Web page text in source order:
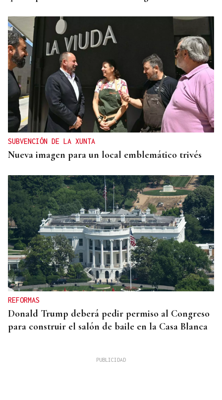
SUBVENCIÓN DE LA XUNTA
Nueva imagen para un local emblemático trivés
REFORMAS
Donald Trump deberá pedir permiso al Congreso
para construir el salón de baile en la Casa Blanca